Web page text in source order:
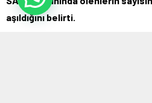
aşıldığını belirti.